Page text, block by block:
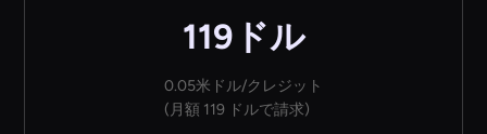
119ドル
0.05米ドル/クレジット
(月額 119 ドルで請求)